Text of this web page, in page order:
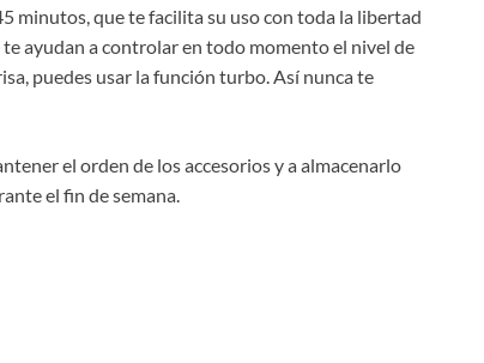
minutos, que te facilita su uso con toda la libertad
ayudan a controlar en todo momento el nivel de
puedes usar la función turbo. Así nunca te
el orden de los accesorios y a almacenarlo
el fin de semana.